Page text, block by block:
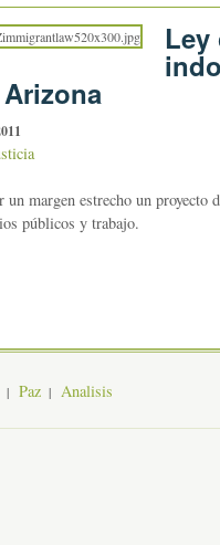
Ley
margen estrecho un proyecto
públicos y trabajo.
Paz Analisis